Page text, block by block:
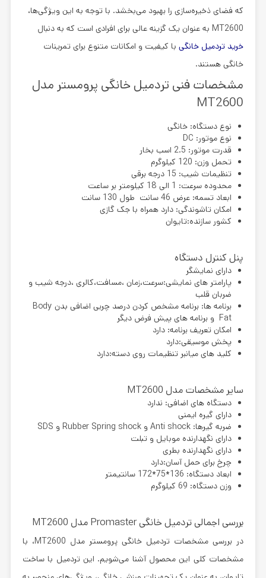
که فضای ذخیره‌سازی را بهبود می‌بخشد. با توجه به این ویژگی‌ها،
MT2600 به عنوان یک گزینه عالی برای افرادی است که به دنبال
خرید تردمیل خانگیبا کیفیت و امکانات متنوع برای تمرینات
خانگی هستند.
مشخصات فنی تردمیل خانگی پرومستر مدل
MT2600
نوع دستگاه: خانگی
نوع موتور: DC
قدرت موتور: 2.5 اسب بخار
تحمل وزن: 120 کیلوگرم
تنظیمات شیب: 15 درجه برقی
محدوده سرعت: 1 الی 18 کیلومتر بر ساعت
ابعاد تسمه: عرض 46 سانت طول 130 سانت
امکان تاشوندگی: دارد همراه با جک گازی
کشور سازنده:تایوان
پنل کنترل دستگاه
دارای نمایشگر
پارامتر های نمایشی:سرعت،زمان ،مسافت،کالری ،درجه شیب و
ضربان قلب
برنامه ها: برنامه مشخص کردن درصد چربی اضافی بدن Body
Fat و برنامه های پیش فرض دیگر
امکان تعریف برنامه: دارد
پخش موسیقی:دارد
کلید های میانبر تنظیمات روی دسته:دارد
سایر مشخصات مدل MT2600
دستگاه های اضافی: ندارد
دارای گیره ایمنی
ضربه گیرها: Anti shock و Rubber Spring shock و SDS
دارای نگهدارنده موبایل و تبلت
دارای نگهدارنده بطری
چرخ برای حمل آسان:دارد
ابعاد دستگاه: 136*75*172 سانتیمتر
وزن دستگاه: 69 کیلوگرم
بررسی اجمالی تردمیل خانگی Promaster مدل MT2600
در بررسی مشخصات تردمیل خانگی پرومستر مدل MT2600
، با
مشخصات کلی این محصول آشنا می‌شویم. این تردمیل با ساخت